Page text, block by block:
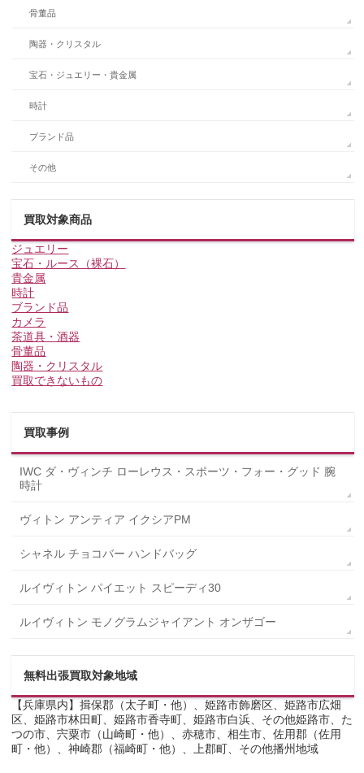
骨董品
陶器・クリスタル
宝石・ジュエリー・貴金属
時計
ブランド品
その他
買取対象商品
ジュエリー
宝石・ルース（裸石）
貴金属
時計
ブランド品
カメラ
茶道具・酒器
骨董品
陶器・クリスタル
買取できないもの
買取事例
IWC ダ・ヴィンチ ローレウス・スポーツ・フォー・グッド 腕
時計
ヴィトン アンティア イクシアPM
シャネル チョコバー ハンドバッグ
ルイヴィトン パイエット スピーディ30
ルイヴィトン モノグラムジャイアント オンザゴー
無料出張買取対象地域
【兵庫県内】揖保郡（太子町・他）、姫路市飾磨区、姫路市広畑
区、姫路市林田町、姫路市香寺町、姫路市白浜、その他姫路市、た
つの市、宍粟市（山崎町・他）、赤穂市、相生市、佐用郡（佐用
町・他）、神崎郡（福崎町・他）、上郡町、その他播州地域